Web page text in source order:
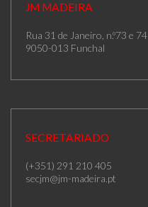
JM MADEIRA
Rua 31 de Janeiro, n.º73 e 74
9050-013 Funchal
SECRETARIADO
(+351) 291 210 405
secjm@jm-madeira.pt